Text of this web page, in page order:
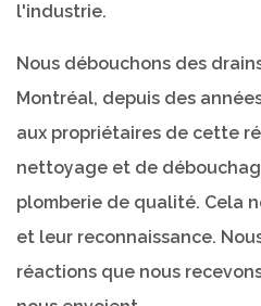
l'industrie.
Nous débouchons des
Montréal, depuis des
aux propriétaires de cette
nettoyage et de
plomberie de qualité. Cela
et leur reconnaissance.
réactions que nous